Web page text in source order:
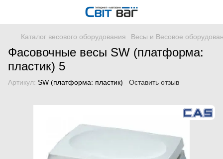
Каталог весового оборудования Весы и Весовое
Фасовочные весы SW (платформа:
пластик) 5
Артикул: SW (платформа: пластик) Оставить отзыв